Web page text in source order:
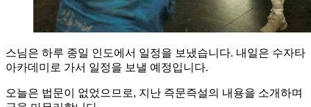
스님은 하루 종일 인도에서 일정을 보냈습니다. 내일은 수자타
아카데미로 가서 일정을 보낼 예정입니다.
오늘은 법문이 없었으므로, 지난 즉문즉설의 내용을 소개하며